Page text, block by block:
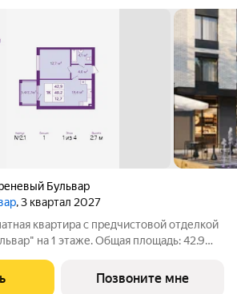
Бульвар
, 3 квартал 2027
квартира с предчистовой отделкой
на 1 этаже. Общая площадь: 42.9
на одну сторону. В квартире один
Позвоните мне